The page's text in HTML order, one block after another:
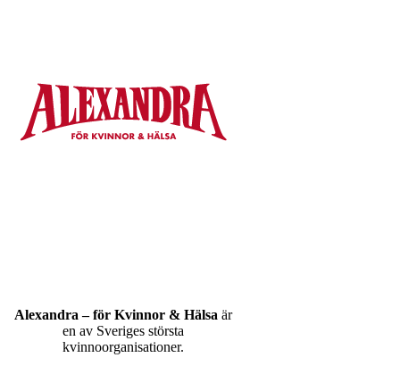
Alexandra – för Kvinnor & Hälsa är
en av Sveriges största
kvinnoorganisationer.